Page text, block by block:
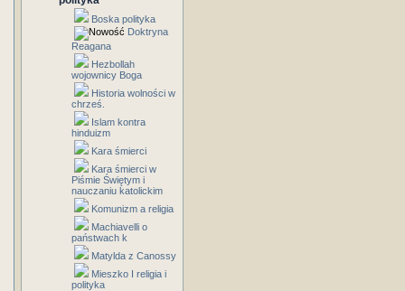
Boska polityka
Doktryna
Reagana
Hezbollah
wojownicy Boga
Historia wolności w
chrześ.
Islam kontra
hinduizm
Kara śmierci
Kara śmierci w
Piśmie Świętym i
nauczaniu katolickim
Komunizm a religia
Machiavelli o
państwach k
Matylda z Canossy
Mieszko I religia i
polityka